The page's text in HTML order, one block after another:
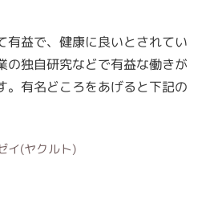
有益で、健康に良いとされてい
の独自研究などで有益な働きが
。有名どころをあげると下記の
イ(ヤクルト)